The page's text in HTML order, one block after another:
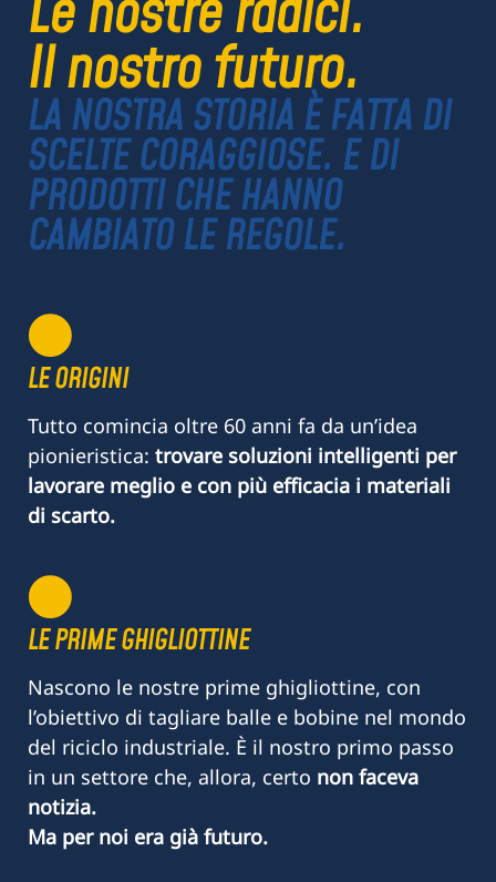
Il nostro futuro.
LA NOSTRA STORIA È FATTA DI
SCELTE CORAGGIOSE. E DI
PRODOTTI CHE HANNO
CAMBIATO LE REGOLE.
LE ORIGINI
Tutto comincia oltre 60 anni fa da un’idea
pionieristica: trovare soluzioni intelligenti per
lavorare meglio e con più efficacia i materiali
di scarto.
LE PRIME GHIGLIOTTINE
Nascono le nostre prime ghigliottine, con
l’obiettivo di tagliare balle e bobine nel mondo
del riciclo industriale. È il nostro primo passo
in un settore che, allora, certo non faceva
notizia.
Ma per noi era già futuro.